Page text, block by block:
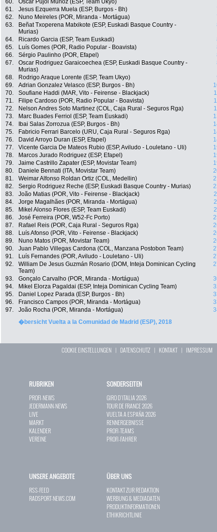
60.
Oscar Pujol Muñoz (ESP, Team Ukyo)
61.
Jesus Ezquerra Muela (ESP, Burgos - Bh)
62.
Nuno Meireles (POR, Miranda - Mortágua)
63.
Beñat Txoperena Matxikote (ESP, Euskadi Basque Country -
Murias)
64. Ricardo Garcia (ESP, Team Euskadi)
65.
Luís Gomes (POR, Radio Popular - Boavista)
66.
Sérgio Paulinho (POR, Efapel)
67.
Oscar Rodriguez Garaicoechea (ESP, Euskadi Basque Country -
Murias)
68. Rodrigo Araque Lorente (ESP, Team Ukyo)
69.
Adrian Gonzalez Velasco (ESP, Burgos - Bh)
70.
Soufiane Haddi (MAR, Vito - Feirense - Blackjack)
71.
Filipe Cardoso (POR, Radio Popular - Boavista)
72.
Nelson Andres Soto Martinez (COL, Caja Rural - Seguros Rga)
73.
Marc Buades Ferriol (ESP, Team Euskadi)
74.
Ibai Salas Zorrozua (ESP, Burgos - Bh)
75.
Fabricio Ferrari Barcelo (URU, Caja Rural - Seguros Rga)
76.
David Arroyo Duran (ESP, Efapel)
77.
Vicente Garcia De Mateos Rubio (ESP, Aviludo - Louletano - Uli)
78.
Marcos Jurado Rodriguez (ESP, Efapel)
79.
Jaime Castrillo Zapater (ESP, Movistar Team)
80.
Daniele Bennati (ITA, Movistar Team)
81.
Weimar Alfonso Roldan Ortiz (COL, Medellin)
82.
Sergio Rodriguez Reche (ESP, Euskadi Basque Country - Murias)
83.
João Matias (POR, Vito - Feirense - Blackjack)
84.
Jorge Magalhães (POR, Miranda - Mortágua)
85.
Mikel Alonso Flores (ESP, Team Euskadi)
86.
José Ferreira (POR, W52-Fc Porto)
87.
Rafael Reis (POR, Caja Rural - Seguros Rga)
88.
Luís Afonso (POR, Vito - Feirense - Blackjack)
89.
Nuno Matos (POR, Movistar Team)
90.
Juan Pablo Villegas Cardona (COL, Manzana Postobon Team)
91.
Luís Fernandes (POR, Aviludo - Louletano - Uli)
92.
William De Jesus Guzmán Rosario (DOM, Inteja Dominican Cycling
Team)
93. Gonçalo Carvalho (POR, Miranda - Mortágua)
94.
Mikel Elorza Pagaldai (ESP, Inteja Dominican Cycling Team)
95.
Daniel Lopez Parada (ESP, Burgos - Bh)
96.
Francisco Campos (POR, Miranda - Mortágua)
97.
João Rocha (POR, Miranda - Mortágua)
�bersicht Vuelta a la Comunidad de Madrid (ESP), 2018
COOKIE EINSTELLUNGEN | DATENSCHUTZ | KONTAKT| IMPRESSUM
RUBRIKEN
PROFI-NEWS
JEDERMANN-NEWS
LIVE
MARKT
KALENDER
VEREINE
SONDERSEITEN
GIRO D`ITALIA 2026
TOUR DE FRANCE 2026
VUELTA A ESPAÑA 2026
RENNERGEBNISSE
PROFI-TEAMS
PROFI-FAHRER
UNSERE ANGEBOTE
RSS-FEED
RADSPORT-NEWS.COM
ÜBER UNS
KONTAKT ZUR REDAKTION
WERBUNG & MEDIADATEN
PRODUKTINFORMATIONEN
ETHIKRICHTLINIE